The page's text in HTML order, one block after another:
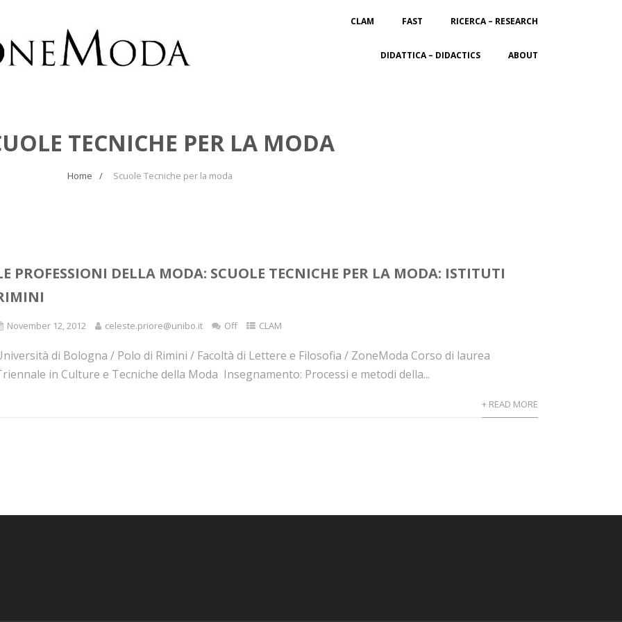
CLAM FAST RICERCA – RESEARCH
DIDATTICA – DIDACTICS ABOUT
TECNICHE PER LA MODA
Home Scuole Tecniche per la moda
PROFESSIONI DELLA MODA: SCUOLE TECNICHE PER LA MODA: ISTITUTI
November 12, 2012 celeste.priore@unibo.it Off CLAM
di Bologna / Polo di Rimini / Facoltà di Lettere e Filosofia / ZoneModa Corso di laurea
in Culture e Tecniche della Moda Insegnamento: Processi e metodi della...
+ READ MORE